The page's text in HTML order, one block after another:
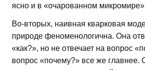
ясно и в «очарованном
Во-вторых, наивная кварковая
природе феноменологична. Она
«как?», но не отвечает на вопрос
вопрос «почему?» все же главнее.